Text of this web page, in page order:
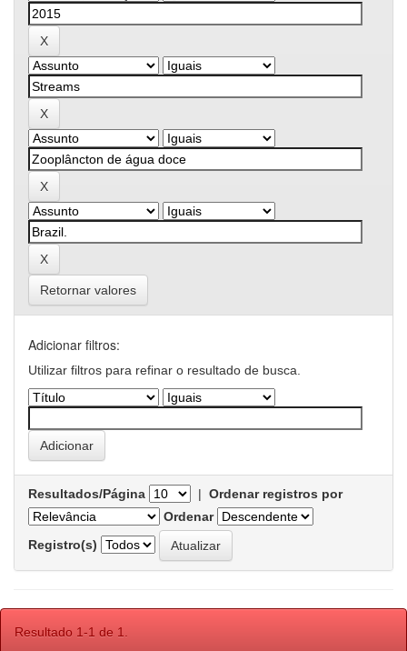
Retornar valores
Adicionar filtros:
Utilizar filtros para refinar o resultado de busca.
Resultados/Página | Ordenar registros por
Ordenar
Registro(s)
Resultado 1-1 de 1.